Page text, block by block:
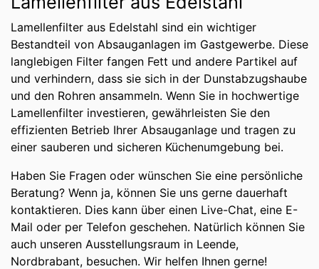
Lamellenfilter aus Edelstahl sind ein wichtiger
Bestandteil von Absauganlagen im Gastgewerbe. Diese
langlebigen Filter fangen Fett und andere Partikel auf
und verhindern, dass sie sich in der Dunstabzugshaube
und den Rohren ansammeln. Wenn Sie in hochwertige
Lamellenfilter investieren, gewährleisten Sie den
effizienten Betrieb Ihrer Absauganlage und tragen zu
einer sauberen und sicheren Küchenumgebung bei.
Haben Sie Fragen oder wünschen Sie eine persönliche
Beratung? Wenn ja, können Sie uns gerne dauerhaft
kontaktieren. Dies kann über einen Live-Chat, eine E-
Mail oder per Telefon geschehen. Natürlich können Sie
auch unseren Ausstellungsraum in Leende,
Nordbrabant, besuchen. Wir helfen Ihnen gerne!